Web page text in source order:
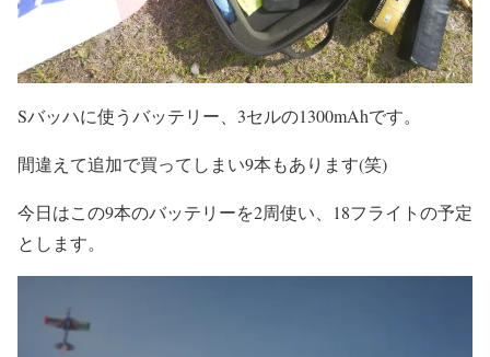
Sバッハに使うバッテリー、3セルの1300mAhです。
間違えて追加で買ってしまい9本もあります(笑)
今日はこの9本のバッテリーを2周使い、18フライトの予定
とします。